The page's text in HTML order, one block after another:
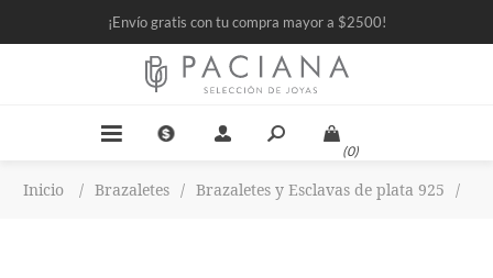
¡Envío gratis con tu compra mayor a $2500!
(0)
Inicio / Brazaletes / Brazaletes y Esclavas de plata 925 /